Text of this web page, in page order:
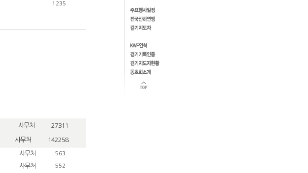
1235
사무처 27311
사무처 142258
사무처 563
사무처 552